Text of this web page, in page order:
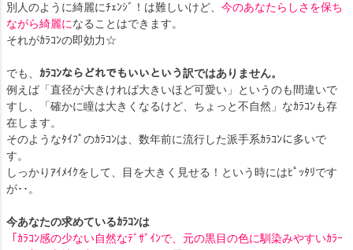
別人のように綺麗にﾁｪﾝｼﾞ！は難しいけど、 今のあなたらしさを保ち
ながら綺麗になることはできます。
それがｶﾗｺﾝの即効力☆
でも、 ｶﾗｺﾝならどれでもいいという訳ではありません。
例えば「直径が大きければ大きいほど可愛い」というのも間違いで
すし、「確かに瞳は大きくなるけど、ちょっと不自然」なｶﾗｺﾝも存
在します。
そのようなﾀｲﾌﾟのｶﾗｺﾝは、数年前に流行した派手系ｶﾗｺﾝに多いで
す。
しっかりｱｲﾒｲｸをして、目を大きく見せる！という時にはﾋﾟｯﾀﾘです
が･･。
今あなたの求めているｶﾗｺﾝは
「ｶﾗｺﾝ感の少ない自然なﾃﾞｻﾞｲﾝで、元の黒目の色に馴染みやすいｶﾗｰ